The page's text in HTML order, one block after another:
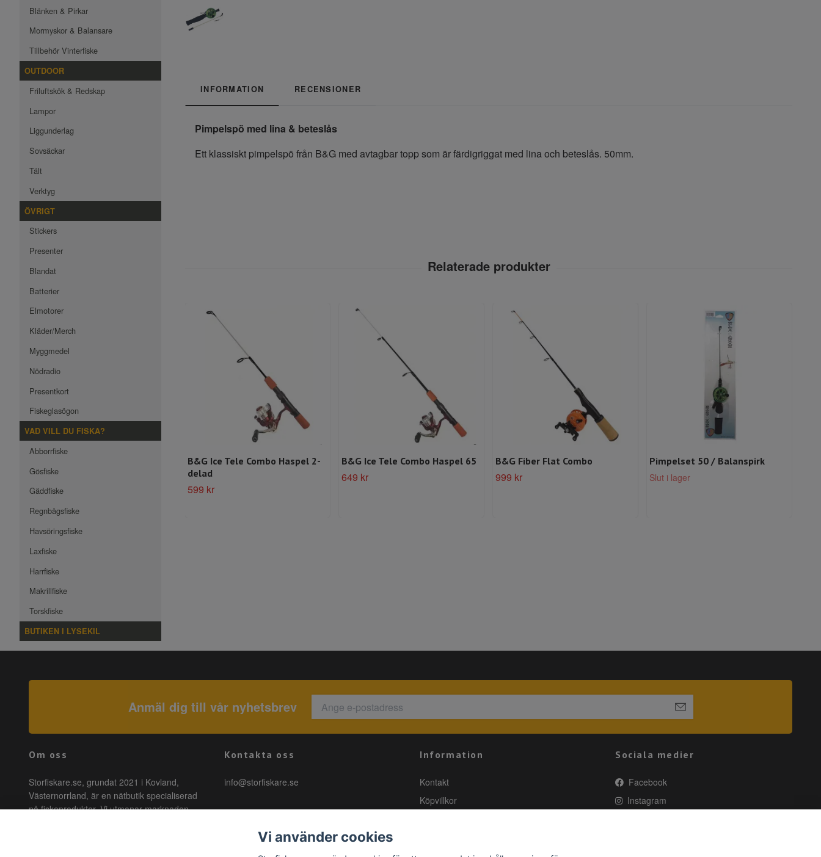
Blänken & Pirkar
Mormyskor & Balansare
Tillbehör Vinterfiske
OUTDOOR
Friluftskök & Redskap
Lampor
Liggunderlag
Sovsäckar
Tält
Verktyg
ÖVRIGT
Stickers
Presenter
Blandat
Batterier
Elmotorer
Kläder/Merch
Myggmedel
Nödradio
Presentkort
Fiskeglasögon
VAD VILL DU FISKA?
Abborrfiske
Gösfiske
Gäddfiske
Regnbågsfiske
Havsöringsfiske
Laxfiske
Harrfiske
Makrillfiske
Torskfiske
BUTIKEN I LYSEKIL
INFORMATION RECENSIONER
Pimpelspö med lina & beteslås
Ett klassiskt pimpelspö från B&G med avtagbar topp som är färdigriggat med lina och beteslås. 50mm.
B&G Ice Tele Combo Haspel 2-
delad
599 kr
B&G Ice Tele Combo Haspel 65
649 kr
B&G Fiber Flat Combo
999 kr
Pimpelset 50 / Balanspirk
Slut i lager
Anmäl dig till vår nyhetsbrev
Om oss
Storfiskare.se, grundat 2021 i Kovland,
Västernorrland, är en nätbutik specialiserad
på fiskeprodukter. Vi utmanar marknaden
Kontakta oss
info@storfiskare.se
Information
Kontakt
Köpvillkor
Sociala medier
Facebook
Instagram
Vi använder cookies